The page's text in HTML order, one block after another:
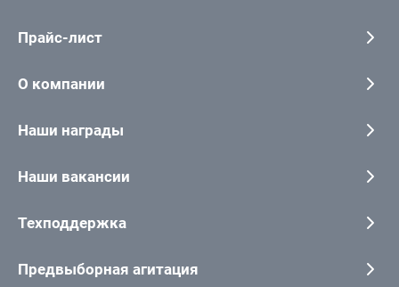
Прайс-лист
О компании
Наши награды
Наши вакансии
Техподдержка
Предвыборная агитация